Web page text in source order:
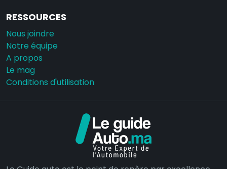
RESSOURCES
Nous joindre
Notre équipe
A propos
Le mag
Conditions d'utilisation